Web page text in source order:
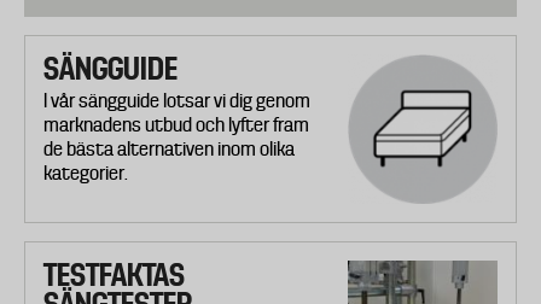
SÄNGGUIDE
I vår sängguide lotsar vi dig genom
marknadens utbud och lyfter fram
de bästa alternativen inom olika
kategorier.
TESTFAKTAS